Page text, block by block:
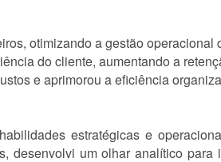
otimizando a gestão operacional
do cliente, aumentando a
e aprimorou a eficiência
estratégicas e
desenvolvi um olhar analítico